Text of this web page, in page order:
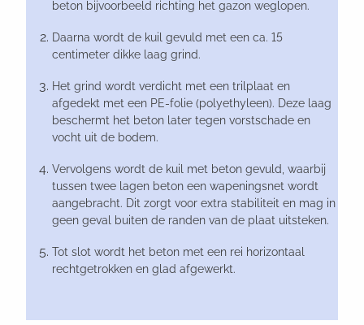
beton bijvoorbeeld richting het gazon weglopen.
Daarna wordt de kuil gevuld met een ca. 15
centimeter dikke laag grind.
Het grind wordt verdicht met een trilplaat en
afgedekt met een PE-folie (polyethyleen). Deze laag
beschermt het beton later tegen vorstschade en
vocht uit de bodem.
Vervolgens wordt de kuil met beton gevuld, waarbij
tussen twee lagen beton een wapeningsnet wordt
aangebracht. Dit zorgt voor extra stabiliteit en mag in
geen geval buiten de randen van de plaat uitsteken.
Tot slot wordt het beton met een rei horizontaal
rechtgetrokken en glad afgewerkt.